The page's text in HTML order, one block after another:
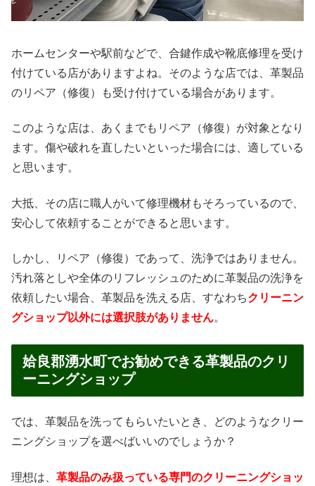
ホームセンターや駅前などで、合鍵作成や靴底修理を受け
付けている店がありますよね。そのような店では、革製品
のリペア（修復）も受け付けている場合があります。
このような店は、あくまでもリペア（修復）が対象となり
ます。傷や破れを直したいといった場合には、適している
と思います。
大抵、その店に職人がいて修理機材もそろっているので、
安心して依頼することができると思います。
しかし、リペア（修復）であって、洗浄ではありません。
汚れ落としや全体のリフレッシュのために革製品の洗浄を
依頼したい場合、革製品を洗える店、すなわちクリーニン
グショップ以外には選択肢がありません。
姶良郡湧水町でお勧めできる革製品のクリ
ーニングショップ
では、革製品を洗ってもらいたいとき、どのようなクリー
ニングショップを選べばいいのでしょうか？
理想は、 革製品のみ扱っている専門のクリーニングショッ